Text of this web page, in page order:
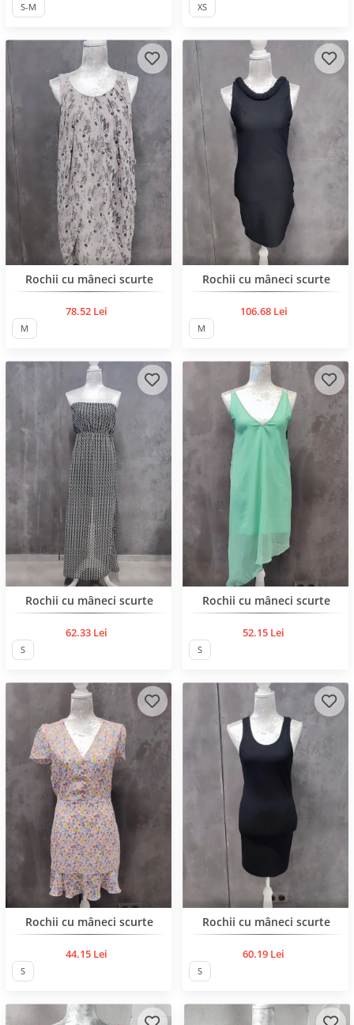
S-M XS
BESTSELLER
Rochii cu mâneci scurte
78.52 Lei
M
BESTSELLER
Rochii cu mâneci scurte
106.68 Lei
M
BESTSELLER
Rochii cu mâneci scurte
62.33 Lei
S
Rochii cu mâneci scurte
52.15 Lei
S
Rochii cu mâneci scurte
44.15 Lei
S
Rochii cu mâneci scurte
60.19 Lei
S